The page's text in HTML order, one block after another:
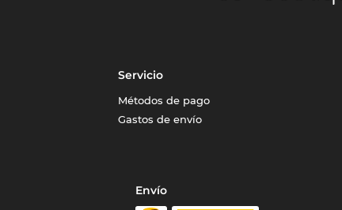
Servicio
Métodos de pago
Gastos de envío
Envío